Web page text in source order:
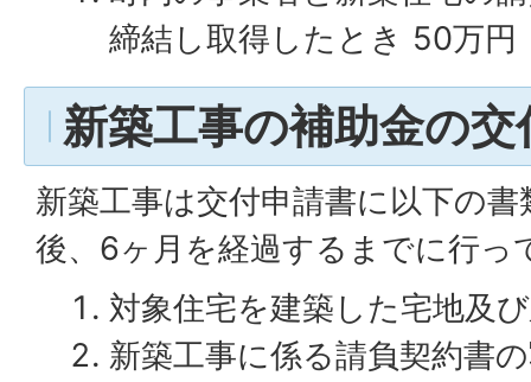
締結し取得したとき 50万円
新築工事の補助金の
新築工事は交付申請書に以下の
後、6ヶ月を経過するまでに行っ
対象住宅を建築した宅地及
新築工事に係る請負契約書